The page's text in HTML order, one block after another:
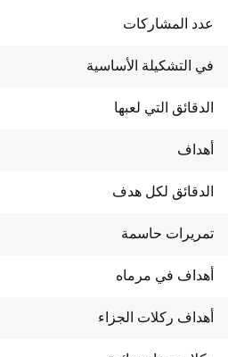
عدد المشاركات
في التشكيلة الأساسية
الدقائق التي لعبها
أهداف
الدقائق لكل هدف
تمريرات حاسمة
أهداف في مرماه
أهداف ركلات الجزاء